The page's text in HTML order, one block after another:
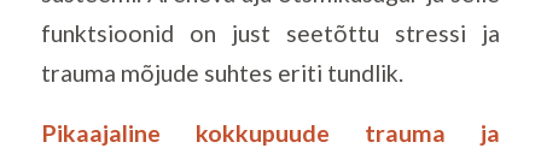
funktsioonid on just seetõttu stressi ja
trauma mõjude suhtes eriti tundlik.
Pikaajaline kokkupuude trauma ja